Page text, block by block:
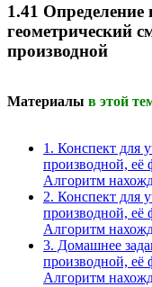
1.41 Определение
геометрический
производной
Материалы в этой
1. Конспект для
производной, её
Алгоритм
2. Конспект для
производной, её
Алгоритм
3. Домашнее
производной, её
Алгоритм